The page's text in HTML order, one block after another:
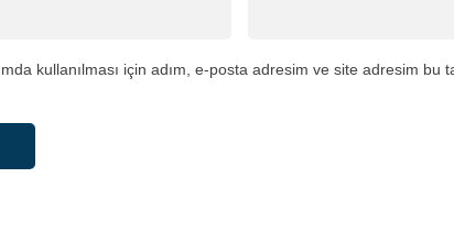
kullanılması için adım, e-posta adresim ve site adresim bu